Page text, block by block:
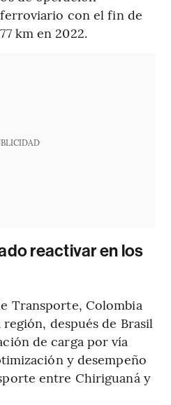
con el fin de
km en 2022.
reactivar en los
Transporte, Colombia
después de Brasil
de carga por vía
y desempeño
entre Chiriguaná y